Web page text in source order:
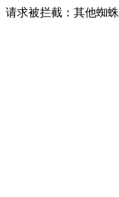
请求被拦截：其他蜘蛛